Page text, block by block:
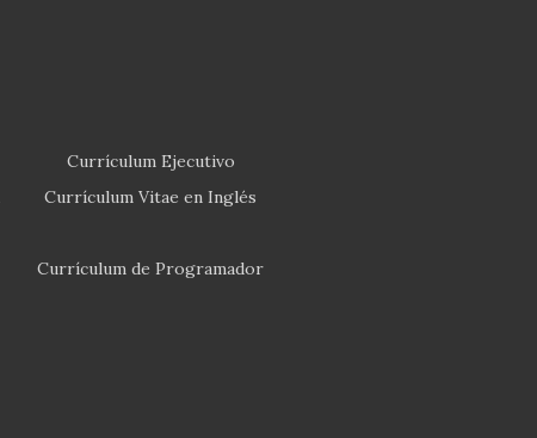
Currículum Ejecutivo
Currículum Vitae en Inglés
Currículum de Programador